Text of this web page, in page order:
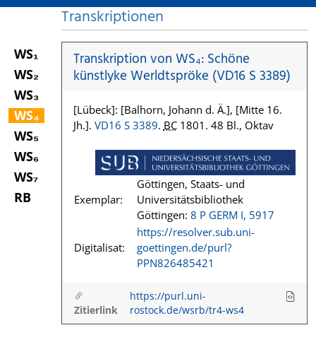
WS₁
WS₂
WS₃
WS₄
WS₅
WS₆
WS₇
RB
Transkriptionen
Transkription von WS₄: Schöne
künstlyke Werldtspröke (VD16 S 3389)
[Lübeck]: [Balhorn, Johann d. Ä.], [Mitte 16.
Jh.]. VD16 S 3389. BC1801. 48 Bl., Oktav
Exemplar:
Göttingen, Staats- und
Universitätsbibliothek
Göttingen: 8 P GERM I, 5917
Digitalisat:
https://resolver.sub.uni-
goettingen.de/purl?
PPN826485421
Zitierlink
https://purl.uni-
rostock.de/wsrb/tr4-ws4